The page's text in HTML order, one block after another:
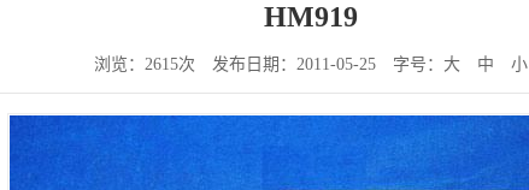
HM919
浏览：2615次 发布日期：2011-05-25 字号： 大 中 小